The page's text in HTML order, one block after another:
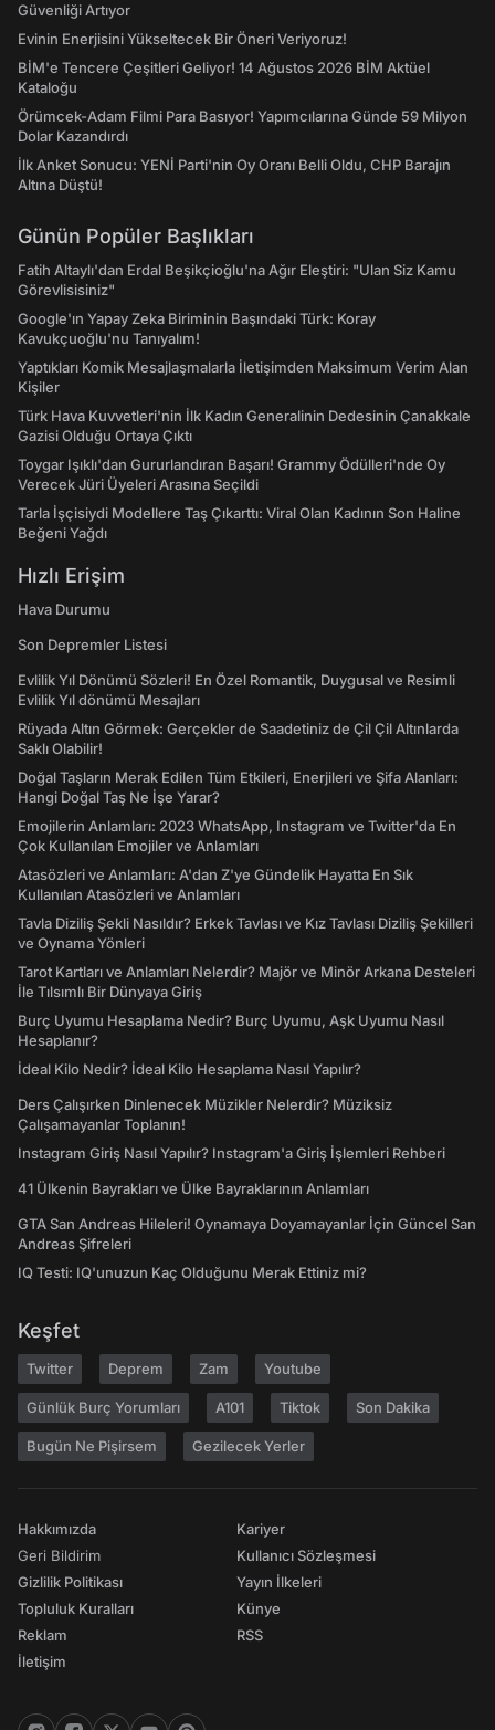
Güvenliği Artıyor
Evinin Enerjisini Yükseltecek Bir Öneri Veriyoruz!
BİM'e Tencere Çeşitleri Geliyor! 14 Ağustos 2026 BİM Aktüel
Kataloğu
Örümcek-Adam Filmi Para Basıyor! Yapımcılarına Günde 59 Milyon
Dolar Kazandırdı
İlk Anket Sonucu: YENİ Parti'nin Oy Oranı Belli Oldu, CHP Barajın
Altına Düştü!
Günün Popüler Başlıkları
Fatih Altaylı'dan Erdal Beşikçioğlu'na Ağır Eleştiri: "Ulan Siz Kamu
Görevlisisiniz"
Google'ın Yapay Zeka Biriminin Başındaki Türk: Koray
Kavukçuoğlu'nu Tanıyalım!
Yaptıkları Komik Mesajlaşmalarla İletişimden Maksimum Verim Alan
Kişiler
Türk Hava Kuvvetleri'nin İlk Kadın Generalinin Dedesinin Çanakkale
Gazisi Olduğu Ortaya Çıktı
Toygar Işıklı'dan Gururlandıran Başarı! Grammy Ödülleri'nde Oy
Verecek Jüri Üyeleri Arasına Seçildi
Tarla İşçisiydi Modellere Taş Çıkarttı: Viral Olan Kadının Son Haline
Beğeni Yağdı
Hızlı Erişim
Hava Durumu
Son Depremler Listesi
Evlilik Yıl Dönümü Sözleri! En Özel Romantik, Duygusal ve Resimli
Evlilik Yıl dönümü Mesajları
Rüyada Altın Görmek: Gerçekler de Saadetiniz de Çil Çil Altınlarda
Saklı Olabilir!
Doğal Taşların Merak Edilen Tüm Etkileri, Enerjileri ve Şifa Alanları:
Hangi Doğal Taş Ne İşe Yarar?
Emojilerin Anlamları: 2023 WhatsApp, Instagram ve Twitter'da En
Çok Kullanılan Emojiler ve Anlamları
Atasözleri ve Anlamları: A'dan Z'ye Gündelik Hayatta En Sık
Kullanılan Atasözleri ve Anlamları
Tavla Diziliş Şekli Nasıldır? Erkek Tavlası ve Kız Tavlası Diziliş Şekilleri
ve Oynama Yönleri
Tarot Kartları ve Anlamları Nelerdir? Majör ve Minör Arkana Desteleri
İle Tılsımlı Bir Dünyaya Giriş
Burç Uyumu Hesaplama Nedir? Burç Uyumu, Aşk Uyumu Nasıl
Hesaplanır?
İdeal Kilo Nedir? İdeal Kilo Hesaplama Nasıl Yapılır?
Ders Çalışırken Dinlenecek Müzikler Nelerdir? Müziksiz
Çalışamayanlar Toplanın!
Instagram Giriş Nasıl Yapılır? Instagram'a Giriş İşlemleri Rehberi
41 Ülkenin Bayrakları ve Ülke Bayraklarının Anlamları
GTA San Andreas Hileleri! Oynamaya Doyamayanlar İçin Güncel San
Andreas Şifreleri
IQ Testi: IQ'unuzun Kaç Olduğunu Merak Ettiniz mi?
Keşfet
Twitter Deprem Zam Youtube
Günlük Burç Yorumları A101 Tiktok Son Dakika
Bugün Ne Pişirsem Gezilecek Yerler
Hakkımızda
Geri Bildirim
Gizlilik Politikası
Topluluk Kuralları
Reklam
İletişim
Kariyer
Kullanıcı Sözleşmesi
Yayın İlkeleri
Künye
RSS